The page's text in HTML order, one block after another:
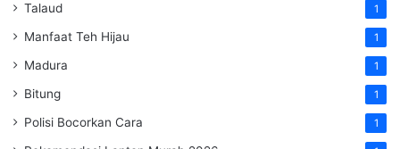
Talaud 1
Manfaat Teh Hijau 1
Madura 1
Bitung 1
Polisi Bocorkan Cara 1